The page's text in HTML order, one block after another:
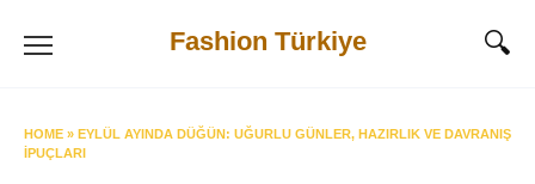
Fashion Türkiye
HOME » EYLÜL AYINDA DÜĞÜN: UĞURLU GÜNLER, HAZIRLIK VE DAVRANIŞ
IPUÇLARI